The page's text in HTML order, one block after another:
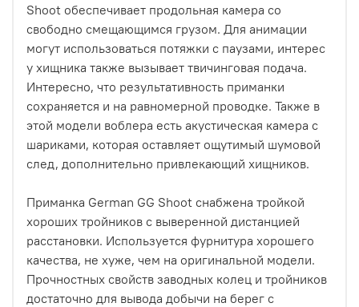
Shoot обеспечивает продольная камера со
свободно смещающимся грузом. Для анимации
могут использоваться потяжки с паузами, интерес
у хищника также вызывает твичинговая подача.
Интересно, что результативность приманки
сохраняется и на равномерной проводке. Также в
этой модели воблера есть акустическая камера с
шариками, которая оставляет ощутимый шумовой
след, дополнительно привлекающий хищников.
Приманка German GG Shoot снабжена тройкой
хороших тройников с выверенной дистанцией
расстановки. Используется фурнитура хорошего
качества, не хуже, чем на оригинальной модели.
Прочностных свойств заводных колец и тройников
достаточно для вывода добычи на берег с